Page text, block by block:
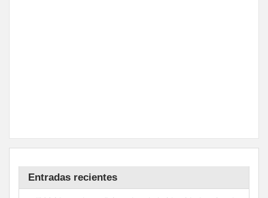
Entradas recientes